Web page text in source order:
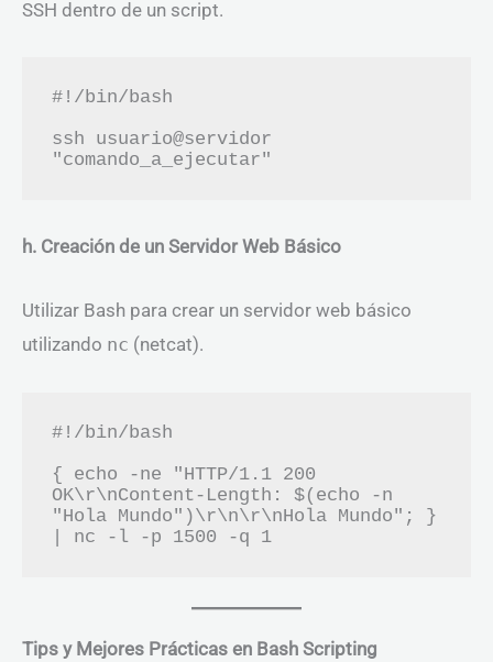
SSH dentro de un script.
#!/bin/bash
ssh usuario@servidor
h. Creación de un Servidor Web Básico
Utilizar Bash para crear un servidor web básico
utilizando nc (netcat).
#!/bin/bash
{ echo -ne "HTTP/1.1 200
OK\r\nContent-Length: $(echo -n
"Hola Mundo")\r\n\r\nHola Mundo"; }
Tips y Mejores Prácticas en Bash Scripting